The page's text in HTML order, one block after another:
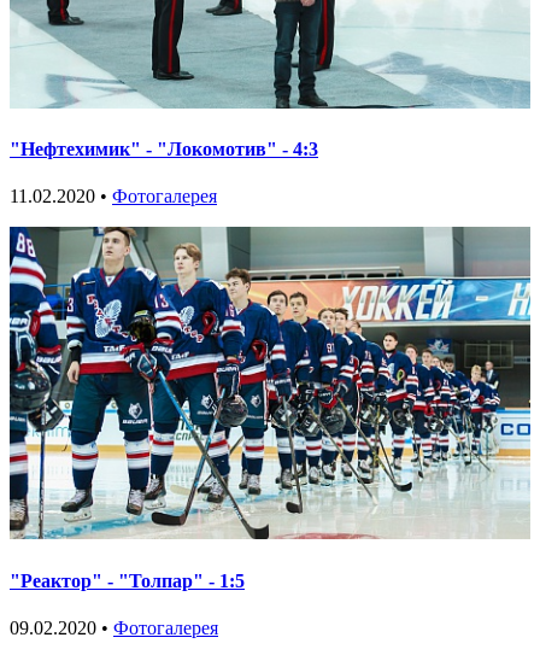
"Нефтехимик" - "Локомотив" - 4:3
11.02.2020 • Фотогалерея
"Реактор" - "Толпар" - 1:5
09.02.2020 • Фотогалерея